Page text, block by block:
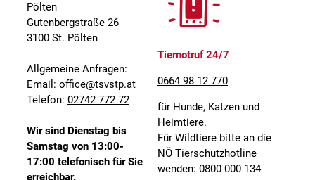
Pölten
Gutenbergstraße 26
3100 St. Pölten
Allgemeine Anfragen:
Email: office@tsvstp.at
Telefon: 02742 772 72
Wir sind Dienstag bis
Samstag von 13:00-
17:00 telefonisch für Sie
Tiernotruf 24/7
0664 98 12 770
für Hunde, Katzen und
Heimtiere.
Für Wildtiere bitte an die
NÖ Tierschutzhotline
wenden: 0800 000 134